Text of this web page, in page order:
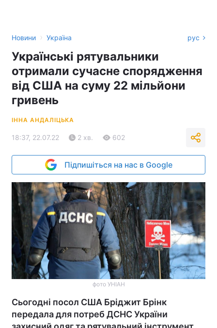
Новини › Україна рус
Українські рятувальники
отримали сучасне спорядження
від США на суму 22 мільйони
гривень
ІННА АНДАЛІЦЬКА
18:37, 22.07.22 2 хв. 602
Підпишіться на нас в Google
фото УНІАН
Сьогодні посол США Бріджит Брінк
передала для потреб ДСНС України